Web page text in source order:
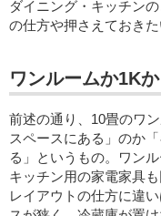
ダイニング・キッチン
の仕方や押さえておき
ワンルームか1Kか
前述の通り、10畳のワ
スペースにある」のか
る」というもの。ワン
キッチン用の家電家具
レイアウトの仕方に違